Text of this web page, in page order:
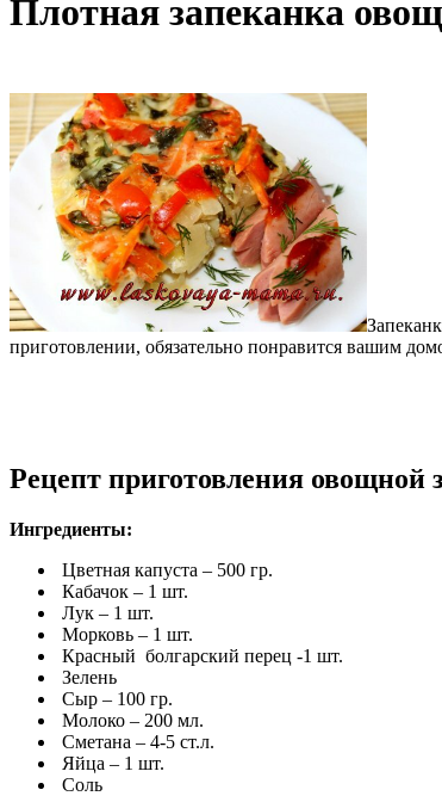
Плотная запеканка
приготовлении, обязательно понравится вашим
Рецепт приготовления овощной
Ингредиенты:
Цветная капуста – 500 гр.
Кабачок – 1 шт.
Лук – 1 шт.
Морковь – 1 шт.
Красный болгарский перец -1 шт.
Зелень
Сыр – 100 гр.
Молоко – 200 мл.
Сметана – 4-5 ст.л.
Яйца – 1 шт.
Соль